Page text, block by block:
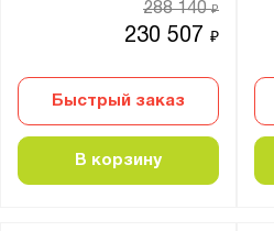
230 507₽
288 140₽
Быстрый заказ
В корзину
675
850
1150
1200